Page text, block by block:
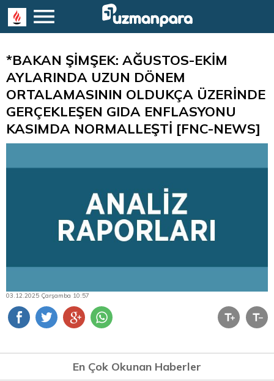
*BAKAN ŞİMŞEK: AĞUSTOS-EKİM
AYLARINDA UZUN DÖNEM
ORTALAMASININ OLDUKÇA ÜZERİNDE
GERÇEKLEŞEN GIDA ENFLASYONU
KASIMDA NORMALLEŞTİ [FNC-NEWS]
03.12.2025 Çarşamba 10:57
En Çok Okunan Haberler